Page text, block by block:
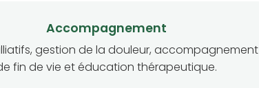
Accompagnement
gestion de la douleur, accompagnement
fin de vie et éducation thérapeutique.